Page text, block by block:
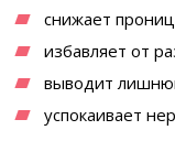
снижает
избавляет от
выводит
успокаивает